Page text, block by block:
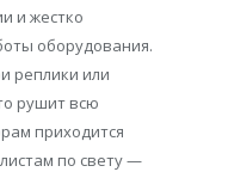
и жестко
оборудования.
реплики или
рушит всю
приходится
по свету —